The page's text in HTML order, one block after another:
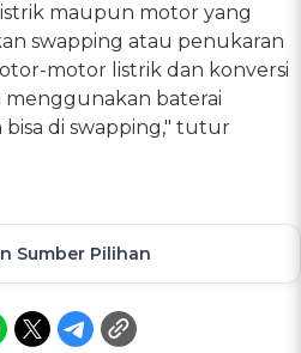
maupun motor yang
swapping atau penukaran
motor listrik dan konversi
baterai
bisa di swapping," tutur
Sumber Pilihan